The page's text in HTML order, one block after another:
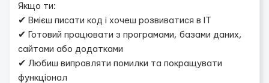
Якщо ти:
✔ Вмієш писати код і хочеш розвиватися в IT
✔ Готовий працювати з програмами, базами даних,
сайтами або додатками
✔ Любиш виправляти помилки та покращувати
функціонал